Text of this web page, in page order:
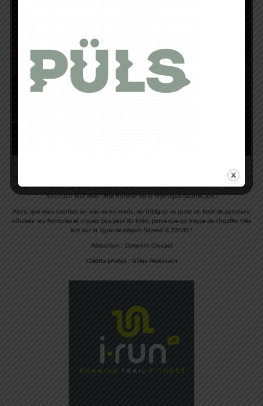
, avec un
plateau d’athlètes relevés et toute une foule de courageux prêts à braver la neige pour
accomplirleur rêve : être finisher de la mythique SaintéLyon !
Alors, que vous courriez en solo ou en relais, en intégral ou juste un bout de parcours,
allumez vos frontales et n’ayez pas peur du froid, parce que ça risque de chauffer très
fort sur la ligne de départ Samedi à 23h30 !
Rédaction : Corentin Crouzet
Crédits photos : Gilles Reboisson